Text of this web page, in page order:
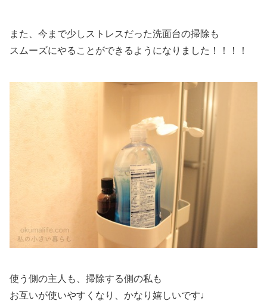
また、今まで少しストレスだった洗面台の掃除も
スムーズにやることができるようになりました！！！！
使う側の主人も、掃除する側の私も
お互いが使いやすくなり、かなり嬉しいです♩